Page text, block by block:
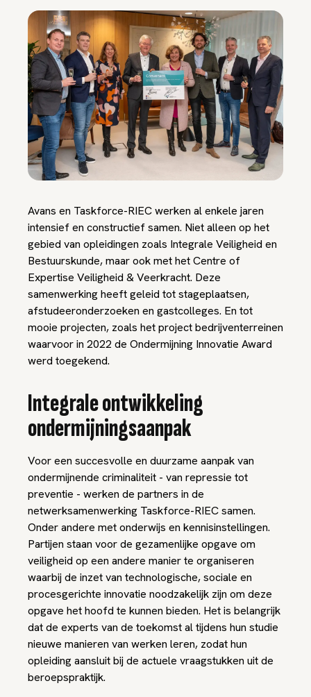
Avans en Taskforce-RIEC werken al enkele jaren
intensief en constructief samen. Niet alleen op het
gebied van opleidingen zoals Integrale Veiligheid en
Bestuurskunde, maar ook met het Centre of
Expertise Veiligheid & Veerkracht. Deze
samenwerking heeft geleid tot stageplaatsen,
afstudeeronderzoeken en gastcolleges. En tot
mooie projecten, zoals het project bedrijventerreinen
waarvoor in 2022 de Ondermijning Innovatie Award
werd toegekend.
Integrale ontwikkeling
ondermijningsaanpak
Voor een succesvolle en duurzame aanpak van
ondermijnende criminaliteit - van repressie tot
preventie - werken de partners in de
netwerksamenwerking Taskforce-RIEC samen.
Onder andere met onderwijs en kennisinstellingen.
Partijen staan voor de gezamenlijke opgave om
veiligheid op een andere manier te organiseren
waarbij de inzet van technologische, sociale en
procesgerichte innovatie noodzakelijk zijn om deze
opgave het hoofd te kunnen bieden. Het is belangrijk
dat de experts van de toekomst al tijdens hun studie
nieuwe manieren van werken leren, zodat hun
opleiding aansluit bij de actuele vraagstukken uit de
beroepspraktijk.